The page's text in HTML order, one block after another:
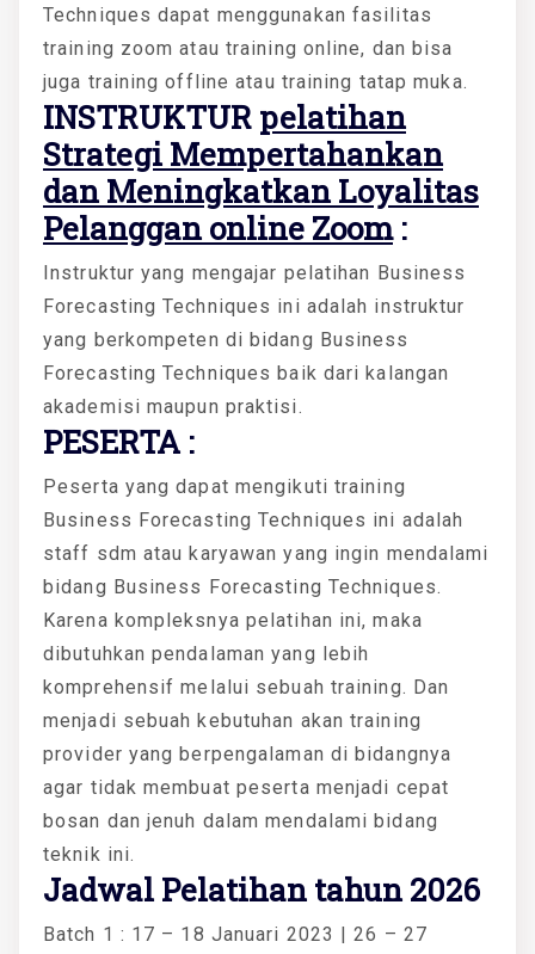
Techniques dapat menggunakan fasilitas
training zoom atau training online, dan bisa
juga training offline atau training tatap muka.
INSTRUKTUR pelatihan
Strategi Mempertahankan
dan Meningkatkan Loyalitas
Pelanggan online Zoom:
Instruktur yang mengajar pelatihan Business
Forecasting Techniques ini adalah instruktur
yang berkompeten di bidang Business
Forecasting Techniques baik dari kalangan
akademisi maupun praktisi.
PESERTA :
Peserta yang dapat mengikuti training
Business Forecasting Techniques ini adalah
staff sdm atau karyawan yang ingin mendalami
bidang Business Forecasting Techniques.
Karena kompleksnya pelatihan ini, maka
dibutuhkan pendalaman yang lebih
komprehensif melalui sebuah training. Dan
menjadi sebuah kebutuhan akan training
provider yang berpengalaman di bidangnya
agar tidak membuat peserta menjadi cepat
bosan dan jenuh dalam mendalami bidang
teknik ini.
Jadwal Pelatihan tahun 2026
Batch 1 : 17 – 18 Januari 2023 | 26 – 27